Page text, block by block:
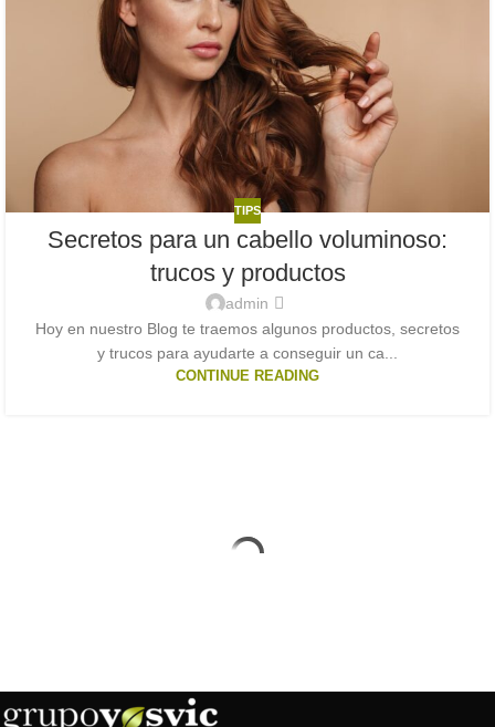
TIPS
Secretos para un cabello voluminoso:
trucos y productos
admin
Hoy en nuestro Blog te traemos algunos productos, secretos
y trucos para ayudarte a conseguir un ca...
CONTINUE READING